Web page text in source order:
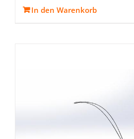
In den Warenkorb